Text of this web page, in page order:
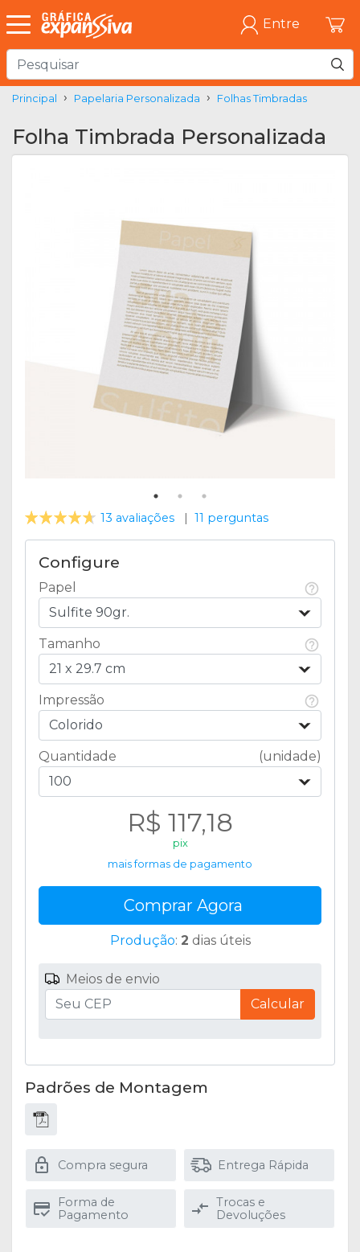
Entre
Principal Papelaria Personalizada Folhas Timbradas
Folha Timbrada Personalizada
13 avaliações | 11 perguntas
Configure
Papel
Sulfite 90gr.
Tamanho
21 x 29.7 cm
Impressão
Colorido
Quantidade
(unidade)
100
R$ 117,18
pix
mais formas de pagamento
Comprar Agora
Produção: 2 dias úteis
Meios de envio
Calcular
Padrões de Montagem
Compra segura Entrega Rápida
Forma de
Pagamento
Trocas e
Devoluções